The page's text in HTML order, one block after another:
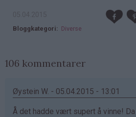
Bloggkategori Diverse
106 kommentarer
Øystein W. - 05.04.2015 - 13:01
Å det hadde vært supert å vinne!